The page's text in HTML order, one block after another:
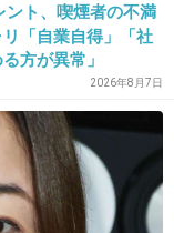
てない）と別ア
えてる
+2
ント、喫煙者の不満
「自業自得」「社
方が異常」
2026年8月7日